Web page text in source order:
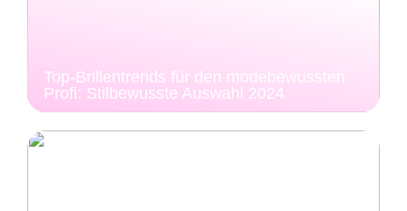
Top-Brillentrends für den modebewussten
Profi: Stilbewusste Auswahl 2024